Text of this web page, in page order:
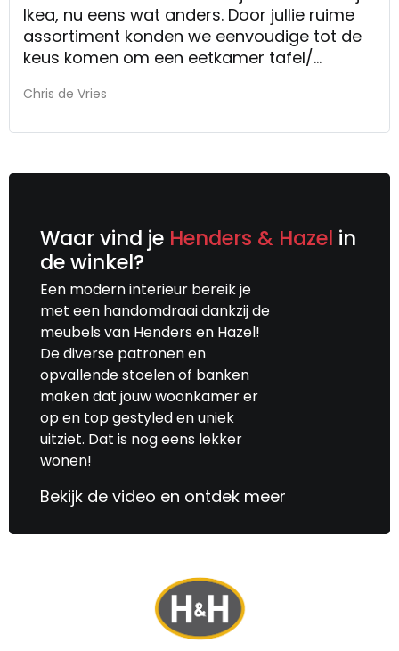
Ikea, nu eens wat anders. Door jullie ruime
assortiment konden we eenvoudige tot de
keus komen om een eetkamer tafel/
uitzoeken. Levertijden voor de tafels/
was weinig ruimte om de onderhandelen.
Sinds 3 week zijn we ook in bezit van de
bank, eerste indruk van de kwaliteit is goed.
Chris de Vries
Waar vind je Henders & Hazel in
de winkel?
Een modern interieur bereik je
met een handomdraai dankzij de
meubels van Henders en Hazel!
De diverse patronen en
opvallende stoelen of banken
maken dat jouw woonkamer er
op en top gestyled en uniek
uitziet. Dat is nog eens lekker
wonen!
Bekijk de video en ontdek meer